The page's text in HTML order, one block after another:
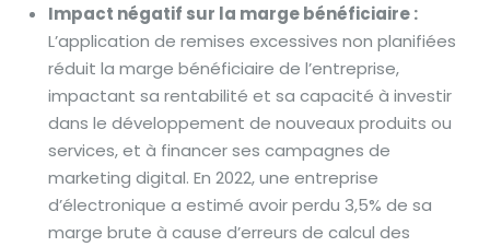
Impact négatif sur la marge bénéficiaire :
L’application de remises excessives non planifiées
réduit la marge bénéficiaire de l’entreprise,
impactant sa rentabilité et sa capacité à investir
dans le développement de nouveaux produits ou
services, et à financer ses campagnes de
marketing digital. En 2022, une entreprise
d’électronique a estimé avoir perdu 3,5% de sa
marge brute à cause d’erreurs de calcul des